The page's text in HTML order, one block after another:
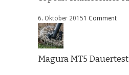
6. Oktober 20151 Comment
Magura MT5 Dauertest